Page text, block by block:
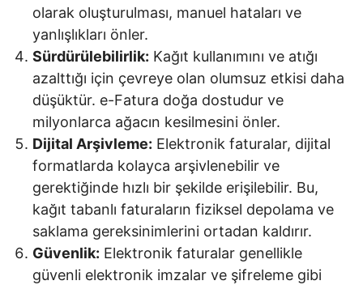
olarak oluşturulması, manuel hataları ve
yanlışlıkları önler.
Sürdürülebilirlik: Kağıt kullanımını ve atığı
azalttığı için çevreye olan olumsuz etkisi daha
düşüktür. e-Fatura doğa dostudur ve
milyonlarca ağacın kesilmesini önler.
Dijital Arşivleme: Elektronik faturalar, dijital
formatlarda kolayca arşivlenebilir ve
gerektiğinde hızlı bir şekilde erişilebilir. Bu,
kağıt tabanlı faturaların fiziksel depolama ve
saklama gereksinimlerini ortadan kaldırır.
Güvenlik: Elektronik faturalar genellikle
güvenli elektronik imzalar ve şifreleme gibi